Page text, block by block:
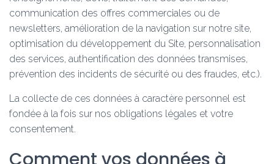
communication des offres commerciales ou de
newsletters, amélioration de la navigation sur notre site,
optimisation du développement du Site, personnalisation
des services, authentification des données transmises,
prévention des incidents de sécurité ou des fraudes, etc.).
La collecte de ces données à caractère personnel est
fondée à la fois sur nos obligations légales et votre
consentement.